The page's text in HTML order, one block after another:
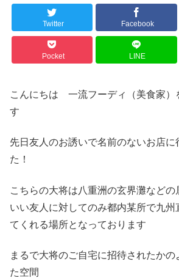
Twitter Facebook
Pocket LINE
こんにちは 一流フーディ（美食家）
す
先日友人のお誘いで名前のないお店に
た！
こちらの大将は八重洲の玄界灘など
いい友人に対してのみ都内某所で九州
てくれる場所となっております
まるで大将のご自宅に招待されたかの
た空間